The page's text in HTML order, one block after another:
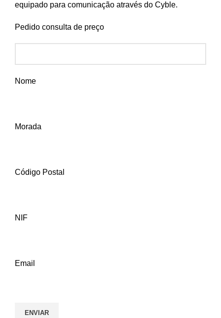
equipado para comunicação através do Cyble.
Pedido consulta de preço
Nome
Morada
Código Postal
NIF
Email